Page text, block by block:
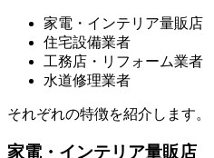
家電・インテリア量販店
住宅設備業者
工務店・リフォーム業者
水道修理業者
それぞれの特徴を紹介します。
家電・インテリア量販店